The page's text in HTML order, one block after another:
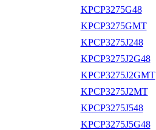
KPCP3275G48
KPCP3275GMT
KPCP3275J248
KPCP3275J2G48
KPCP3275J2GMT
KPCP3275J2MT
KPCP3275J548
KPCP3275J5G48